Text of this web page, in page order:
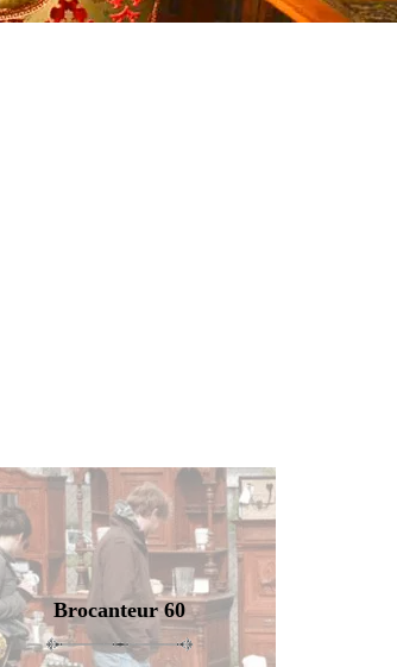
Brocanteur 60